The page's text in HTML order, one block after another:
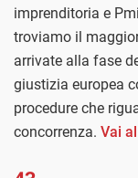
imprenditoria e
troviamo il
arrivate alla fase
giustizia europea
procedure che
concorrenza. Vai